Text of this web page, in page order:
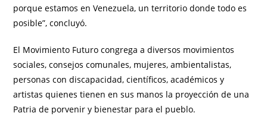
porque estamos en Venezuela, un territorio donde todo es
posible”, concluyó.
El Movimiento Futuro congrega a diversos movimientos
sociales, consejos comunales, mujeres, ambientalistas,
personas con discapacidad, científicos, académicos y
artistas quienes tienen en sus manos la proyección de una
Patria de porvenir y bienestar para el pueblo.